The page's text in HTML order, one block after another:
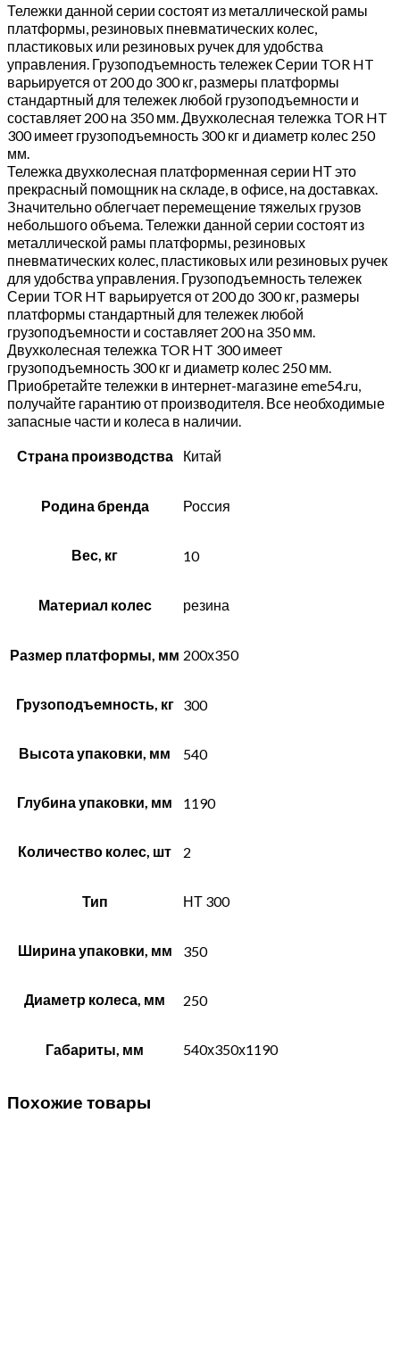
Тележки данной серии состоят из металлической рамы
платформы, резиновых пневматических колес,
пластиковых или резиновых ручек для удобства
управления. Грузоподъемность тележек Серии TOR HT
варьируется от 200 до 300 кг, размеры платформы
стандартный для тележек любой грузоподъемности и
составляет 200 на 350 мм. Двухколесная тележка TOR HT
300 имеет грузоподъемность 300 кг и диаметр колес 250
мм.
Тележка двухколесная платформенная серии НТ это
прекрасный помощник на складе, в офисе, на доставках.
Значительно облегчает перемещение тяжелых грузов
небольшого объема. Тележки данной серии состоят из
металлической рамы платформы, резиновых
пневматических колес, пластиковых или резиновых ручек
для удобства управления. Грузоподъемность тележек
Серии TOR HT варьируется от 200 до 300 кг, размеры
платформы стандартный для тележек любой
грузоподъемности и составляет 200 на 350 мм.
Двухколесная тележка TOR HT 300 имеет
грузоподъемность 300 кг и диаметр колес 250 мм.
Приобретайте тележки в интернет-магазине eme54.ru,
получайте гарантию от производителя. Все необходимые
запасные части и колеса в наличии.
Страна производства Китай
Родина бренда Россия
Вес, кг 10
Материал колес резина
Размер платформы, мм 200х350
Грузоподъемность, кг 300
Высота упаковки, мм 540
Глубина упаковки, мм 1190
Количество колес, шт 2
Тип НТ 300
Ширина упаковки, мм 350
Диаметр колеса, мм 250
Габариты, мм 540х350х1190
Похожие товары